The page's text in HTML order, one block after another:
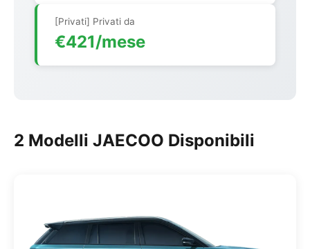
[Privati] Privati da
€421/mese
2 Modelli JAECOO Disponibili